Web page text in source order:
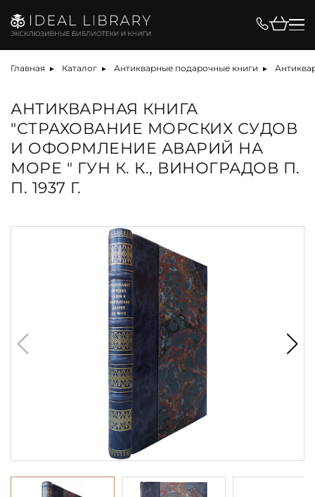
Главная Каталог Антикварные подарочные книги
АНТИКВАРНАЯ КНИГА
"СТРАХОВАНИЕ МОРСКИХ СУДОВ
И ОФОРМЛЕНИЕ АВАРИЙ НА
МОРЕ " ГУН К. К., ВИНОГРАДОВ П.
П. 1937 Г.